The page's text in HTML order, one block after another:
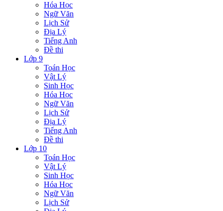
Hóa Học
Ngữ Văn
Lịch Sử
Địa Lý
Tiếng Anh
Đề thi
Lớp 9
Toán Học
Vật Lý
Sinh Học
Hóa Học
Ngữ Văn
Lịch Sử
Địa Lý
Tiếng Anh
Đề thi
Lớp 10
Toán Học
Vật Lý
Sinh Học
Hóa Học
Ngữ Văn
Lịch Sử